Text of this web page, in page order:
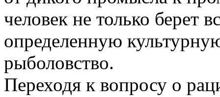
человек не только берет
определенную
рыболовство.
Переходя к вопросу о